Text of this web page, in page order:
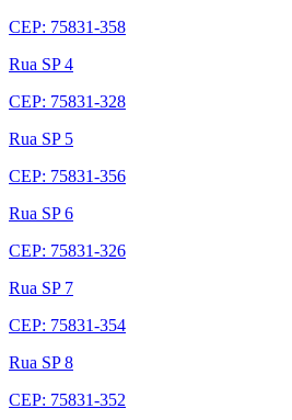
CEP: 75831-358
Rua SP 4
CEP: 75831-328
Rua SP 5
CEP: 75831-356
Rua SP 6
CEP: 75831-326
Rua SP 7
CEP: 75831-354
Rua SP 8
CEP: 75831-352